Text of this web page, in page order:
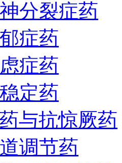
分裂症药
症药
症药
定药
与抗惊厥药
调节药